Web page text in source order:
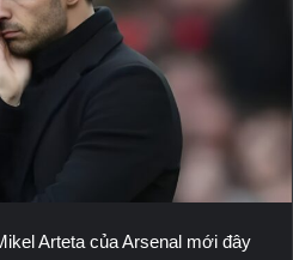
Arteta của Arsenal mới đây